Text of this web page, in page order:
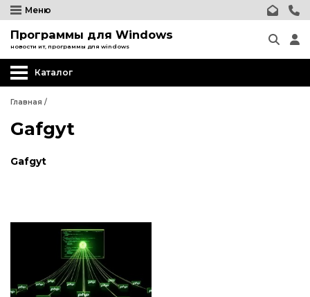
Меню
Программы для Windows
новости ит, программы для windows
Каталог
Главная /
Gafgyt
Gafgyt